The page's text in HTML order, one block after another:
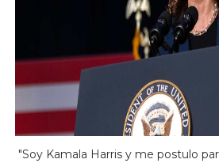
"Soy Kamala Harris y me postulo